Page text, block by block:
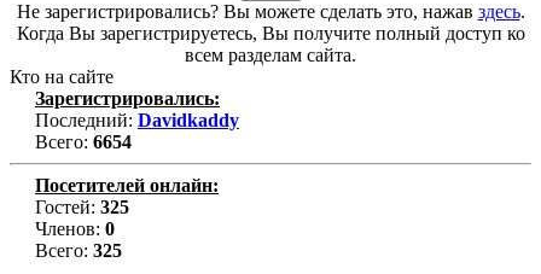
Не зарегистрировались? Вы можете сделать это, нажав здесь.
Когда Вы зарегистрируетесь, Вы получите полный доступ ко
всем разделам сайта.
Кто на сайте
Зарегистрировались:
Последний: Davidkaddy
Всего: 6654
Посетителей онлайн:
Гостей: 325
Членов: 0
Всего: 325